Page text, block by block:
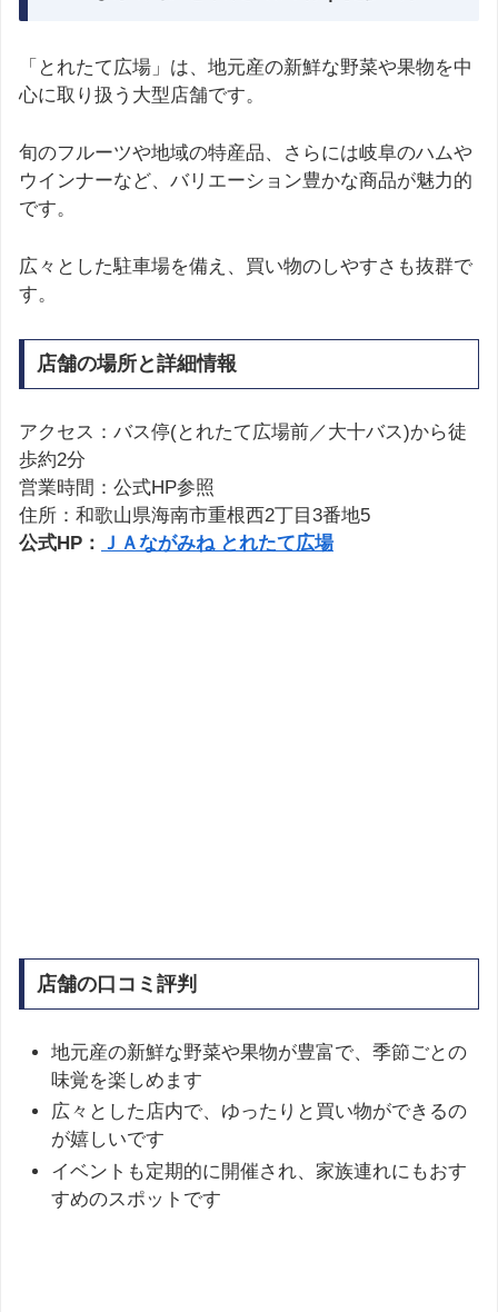
「とれたて広場」は、地元産の新鮮な野菜や果物を中
心に取り扱う大型店舗です。
旬のフルーツや地域の特産品、さらには岐阜のハムや
ウインナーなど、バリエーション豊かな商品が魅力的
です。
広々とした駐車場を備え、買い物のしやすさも抜群で
す。
店舗の場所と詳細情報
アクセス：バス停(とれたて広場前／大十バス)から徒
歩約2分
営業時間：公式HP参照
住所：和歌山県海南市重根西2丁目3番地5
公式HP： ＪＡながみね とれたて広場
店舗の口コミ評判
地元産の新鮮な野菜や果物が豊富で、季節ごとの
味覚を楽しめます
広々とした店内で、ゆったりと買い物ができるの
が嬉しいです
イベントも定期的に開催され、家族連れにもおす
すめのスポットです